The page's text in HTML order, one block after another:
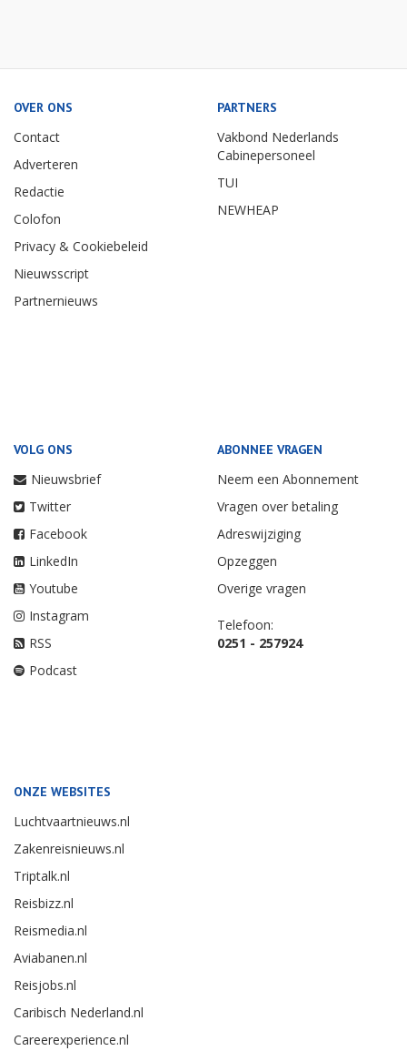
OVER ONS
Contact
Adverteren
Redactie
Colofon
Privacy & Cookiebeleid
Nieuwsscript
Partnernieuws
PARTNERS
Vakbond Nederlands
Cabinepersoneel
TUI
NEWHEAP
VOLG ONS
Nieuwsbrief
Twitter
Facebook
LinkedIn
Youtube
Instagram
RSS
Podcast
ABONNEE VRAGEN
Neem een Abonnement
Vragen over betaling
Adreswijziging
Opzeggen
Overige vragen
Telefoon:
0251 - 257924
ONZE WEBSITES
Luchtvaartnieuws.nl
Zakenreisnieuws.nl
Triptalk.nl
Reisbizz.nl
Reismedia.nl
Aviabanen.nl
Reisjobs.nl
Caribisch Nederland.nl
Careerexperience.nl